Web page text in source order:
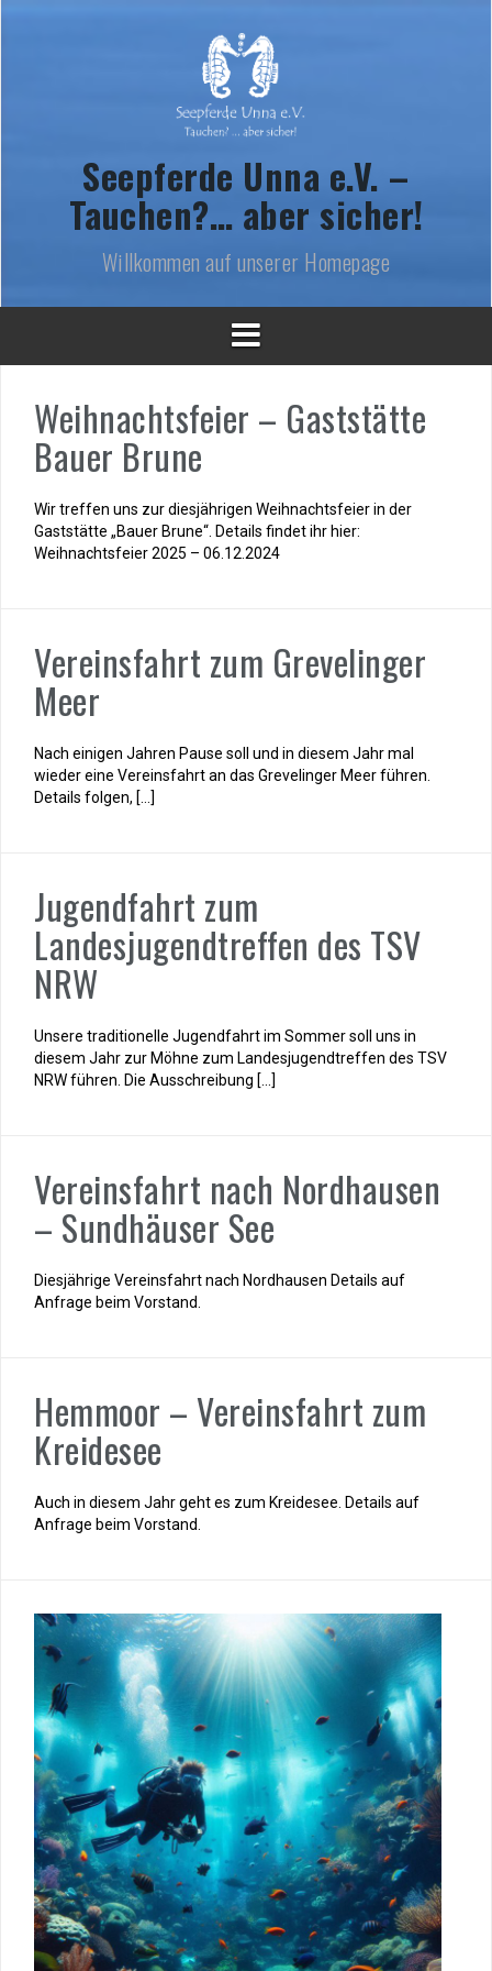
Seepferde Unna e.V. –
Tauchen?… aber sicher!
Willkommen auf unserer Homepage
Weihnachtsfeier – Gaststätte
Bauer Brune
Wir treffen uns zur diesjährigen Weihnachtsfeier in der
Gaststätte „Bauer Brune“. Details findet ihr hier:
Weihnachtsfeier 2025 – 06.12.2024
Vereinsfahrt zum Grevelinger
Meer
Nach einigen Jahren Pause soll und in diesem Jahr mal
wieder eine Vereinsfahrt an das Grevelinger Meer führen.
Details folgen, […]
Jugendfahrt zum
Landesjugendtreffen des TSV
NRW
Unsere traditionelle Jugendfahrt im Sommer soll uns in
diesem Jahr zur Möhne zum Landesjugendtreffen des TSV
NRW führen. Die Ausschreibung […]
Vereinsfahrt nach Nordhausen
– Sundhäuser See
Diesjährige Vereinsfahrt nach Nordhausen Details auf
Anfrage beim Vorstand.
Hemmoor – Vereinsfahrt zum
Kreidesee
Auch in diesem Jahr geht es zum Kreidesee. Details auf
Anfrage beim Vorstand.